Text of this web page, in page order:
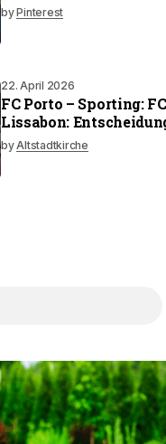
byPinterest
22. April 2026
FC Porto – Sporting:
Lissabon:
byAltstadtkirche